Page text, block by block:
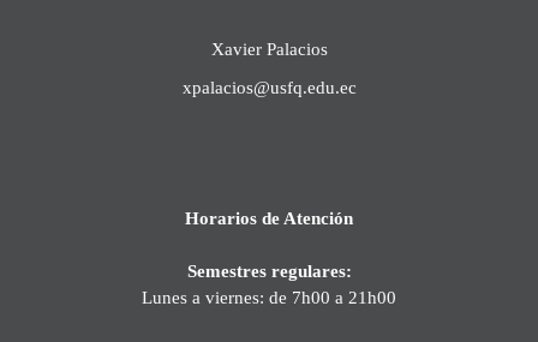
Xavier Palacios
xpalacios@usfq.edu.ec
Horarios de Atención
Semestres regulares:
Lunes a viernes: de 7h00 a 21h00